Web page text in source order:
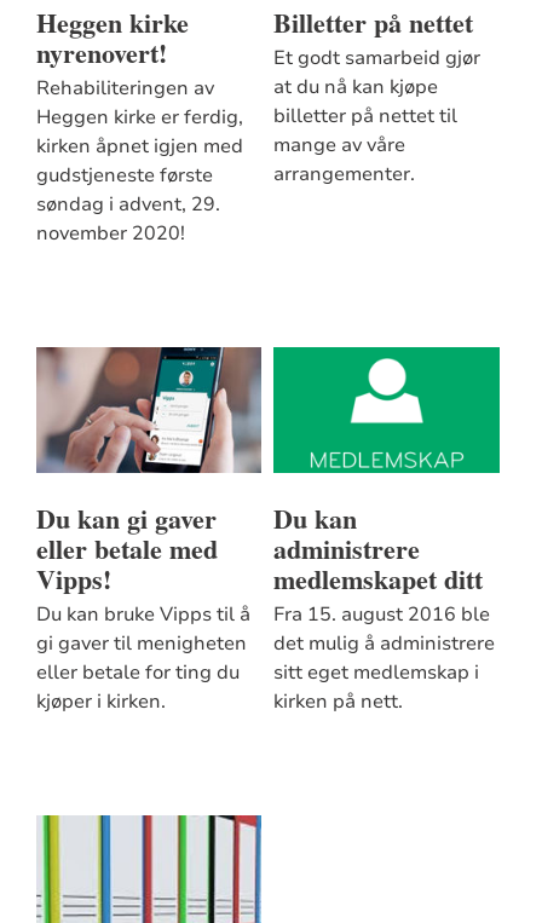
Heggen kirke
nyrenovert!
Rehabiliteringen av
Heggen kirke er ferdig,
kirken åpnet igjen med
gudstjeneste første
søndag i advent, 29.
november 2020!
Billetter på nettet
Et godt samarbeid gjør
at du nå kan kjøpe
billetter på nettet til
mange av våre
arrangementer.
Du kan gi gaver
eller betale med
Vipps!
Du kan bruke Vipps til å
gi gaver til menigheten
eller betale for ting du
kjøper i kirken.
Du kan
administrere
medlemskapet ditt
Fra 15. august 2016 ble
det mulig å administrere
sitt eget medlemskap i
kirken på nett.